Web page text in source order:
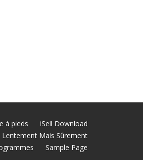
à pieds
iSell Download
Lentement Mais Sûrement
Sample Page